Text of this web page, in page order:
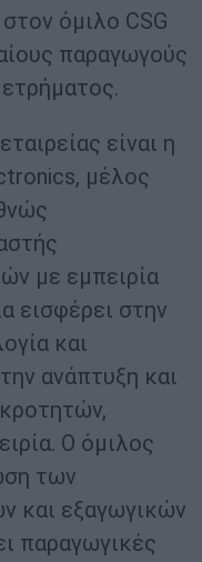
όμιλο CSG
παραγωγούς
είναι η
μέλος
με εμπειρία
εισφέρει στην
και
ανάπτυξη και
Ο όμιλος
των
και εξαγωγικών
παραγωγικές